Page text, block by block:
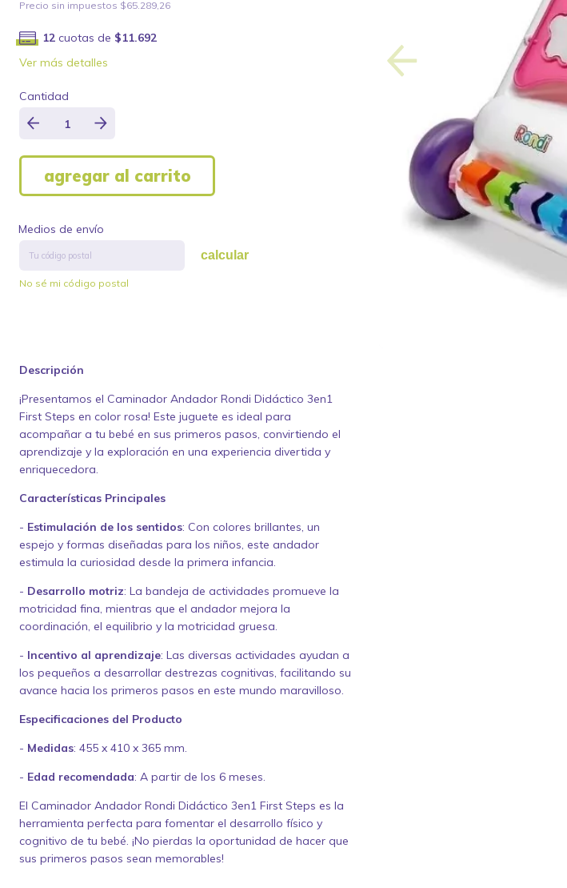
Precio sin impuestos $65.289,26
12cuotas de $11.692
Ver más detalles
Cantidad
Medios de envío
calcular
No sé mi código postal
Descripción
¡Presentamos el Caminador Andador Rondi Didáctico 3en1
First Steps en color rosa! Este juguete es ideal para
acompañar a tu bebé en sus primeros pasos, convirtiendo el
aprendizaje y la exploración en una experiencia divertida y
enriquecedora.
Características Principales
- Estimulación de los sentidos: Con colores brillantes, un
espejo y formas diseñadas para los niños, este andador
estimula la curiosidad desde la primera infancia.
- Desarrollo motriz: La bandeja de actividades promueve la
motricidad fina, mientras que el andador mejora la
coordinación, el equilibrio y la motricidad gruesa.
- Incentivo al aprendizaje: Las diversas actividades ayudan a
los pequeños a desarrollar destrezas cognitivas, facilitando su
avance hacia los primeros pasos en este mundo maravilloso.
Especificaciones del Producto
- Medidas: 455 x 410 x 365 mm.
- Edad recomendada: A partir de los 6 meses.
El Caminador Andador Rondi Didáctico 3en1 First Steps es la
herramienta perfecta para fomentar el desarrollo físico y
cognitivo de tu bebé. ¡No pierdas la oportunidad de hacer que
sus primeros pasos sean memorables!